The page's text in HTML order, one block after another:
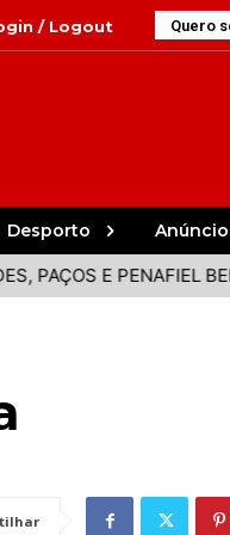
/ Logout Quero
Desporto
BEM